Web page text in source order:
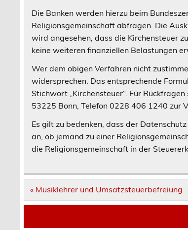
Die Banken werden hierzu beim
Religionsgemeinschaft abfragen. Die
wird angesehen, dass die Kirchensteuer
keine weiteren finanziellen Belastungen
Wer dem obigen Verfahren nicht
widersprechen. Das entsprechende
Stichwort „Kirchensteuer“. Für
53225 Bonn, Telefon 0228 406 1240 zur
Es gilt zu bedenken, dass der
an, ob jemand zu einer
die Religionsgemeinschaft in der
Post
« Musiklehrer und Umsatzsteuerbefreiung